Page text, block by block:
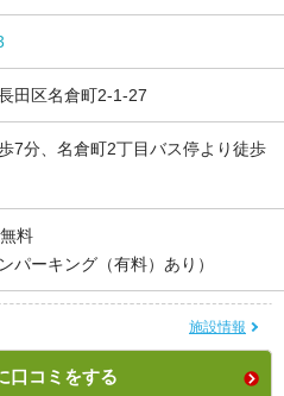
田区名倉町2-1-27
7分、名倉町2丁目バス停より徒歩
料
パーキング（有料）あり）
施設情報
口コミをする